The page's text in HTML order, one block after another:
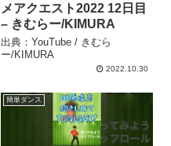
メアクエスト2022 12日目
– きむらー/KIMURA
出典：YouTube / きむら
ー/KIMURA
2022.10.30
簡単ダンス